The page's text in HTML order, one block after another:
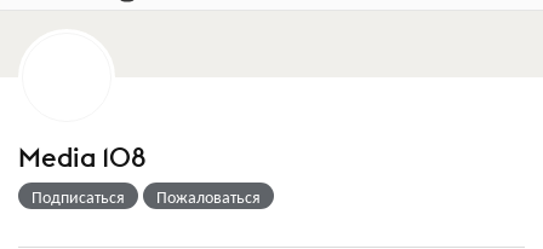
Media 108
Подписаться Пожаловаться